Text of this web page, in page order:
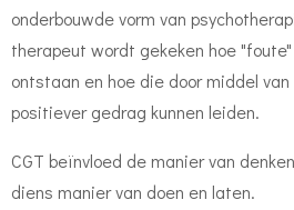
onderbouwde vorm van
therapeut wordt gekeken hoe
ontstaan en hoe die door middel
positiever gedrag kunnen leiden.
CGT beïnvloed de manier van
diens manier van doen en laten.